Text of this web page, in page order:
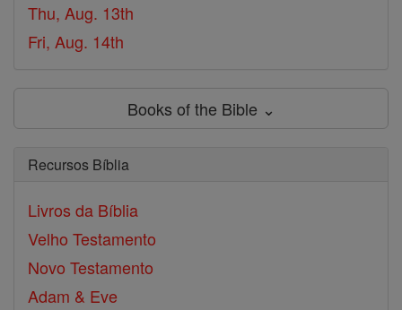
Thu, Aug. 13th
Fri, Aug. 14th
Books of the Bible ⌄
Recursos Bíblia
Livros da Bíblia
Velho Testamento
Novo Testamento
Adam & Eve